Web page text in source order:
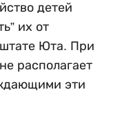
детей
их от
Юта. При
располагает
эти